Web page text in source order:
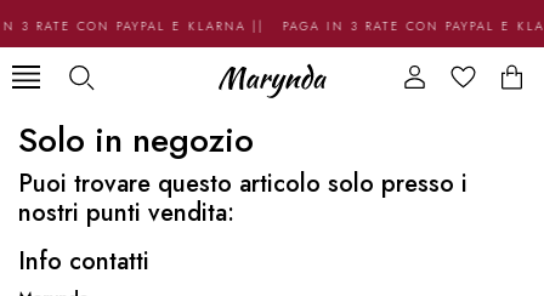
3 RATE CON PAYPAL E KLARNA || PAGA IN 3 RATE CON PAYPAL E
Solo in negozio
Puoi trovare questo articolo solo presso i
nostri punti vendita:
Info contatti